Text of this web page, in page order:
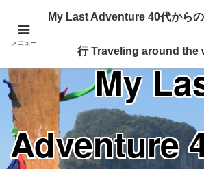
Traveling around the world
My
Adventure
メニュー
My Last Adventure 40代から
行 Traveling around the